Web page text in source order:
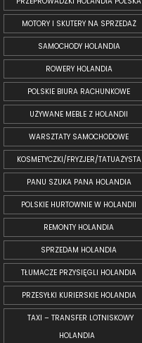
MOTORY I SKUTERY NA SPRZEDAŻ
SAMOCHODY HOLANDIA
ROWERY HOLANDIA
POLSKIE BIURA RACHUNKOWE
UŻYWANE MEBLE Z HOLANDII
WARSZTATY SAMOCHODOWE
KOSMETYCZKI/FRYZJER/TATUAŻYSTA
PANU SZUKA PANA HOLANDIA
POLSKIE HURTOWNIE W HOLANDII
REMONTY HOLANDIA
SPRZEDAM HOLANDIA
TŁUMACZE PRZYSIĘGLI HOLANDIA
PRZESYŁKI KURIERSKIE HOLANDIA
TAXI – TRANSFER LOTNISKOWY
HOLANDIA